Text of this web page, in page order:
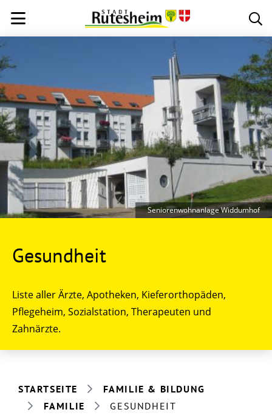
Gesundheit
Liste aller Ärzte, Apotheken, Kieferorthopäden,
Pflegeheim, Sozialstation, Therapeuten und
Zahnärzte.
Seniorenwohnanlage Widdumhof
STARTSEITE
FAMILIE & BILDUNG
FAMILIE
GESUNDHEIT